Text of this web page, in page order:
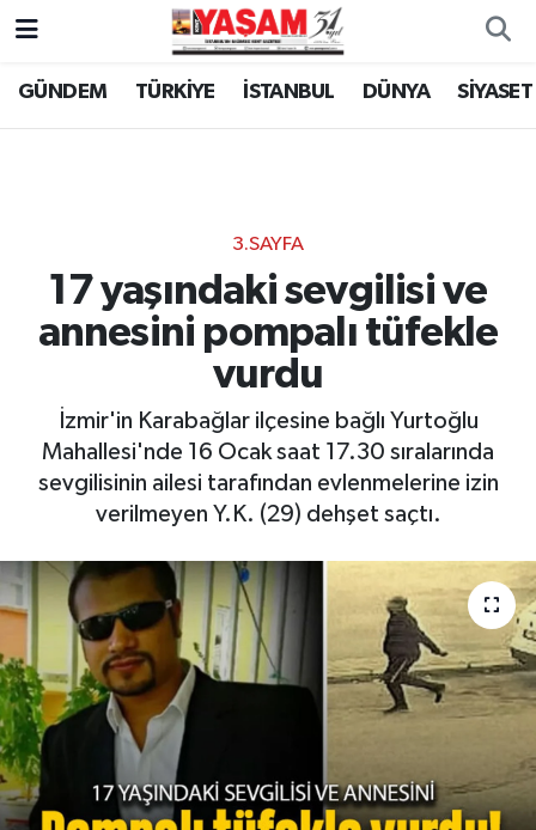
GÜNDEM TÜRKİYE İSTANBUL DÜNYA SİYASET
3.SAYFA
17 yaşındaki sevgilisi ve
annesini pompalı tüfekle
vurdu
İzmir'in Karabağlar ilçesine bağlı Yurtoğlu
Mahallesi'nde 16 Ocak saat 17.30 sıralarında
sevgilisinin ailesi tarafından evlenmelerine izin
verilmeyen Y.K. (29) dehşet saçtı.